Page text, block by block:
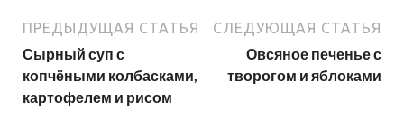
ПРЕДЫДУЩАЯ СТАТЬЯ
Сырный суп с
копчёными колбасками,
картофелем и рисом
СЛЕДУЮЩАЯ СТАТЬЯ
Овсяное печенье с
творогом и яблоками